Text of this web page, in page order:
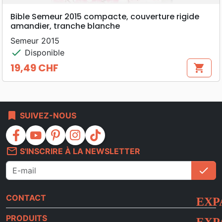
Bible Semeur 2015 compacte, couverture rigide
amandier, tranche blanche
Semeur 2015
check Disponible
Prix
19,49 CHF shopping_cart
bookmark SUIVEZ-NOUS
facebook youtube pinterest instagram
tiktok
mail_outline S'INSCRIRE À LA NEWSLETTER
check
CONTACT
PRODUITS